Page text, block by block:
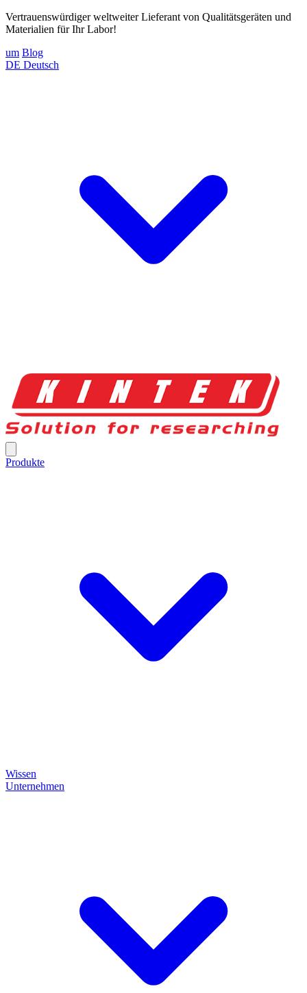
Vertrauenswürdiger weltweiter Lieferant von Qualitätsgeräten und
Materialien für Ihr Labor!
um Blog
DE Deutsch
Produkte
Wissen
Unternehmen